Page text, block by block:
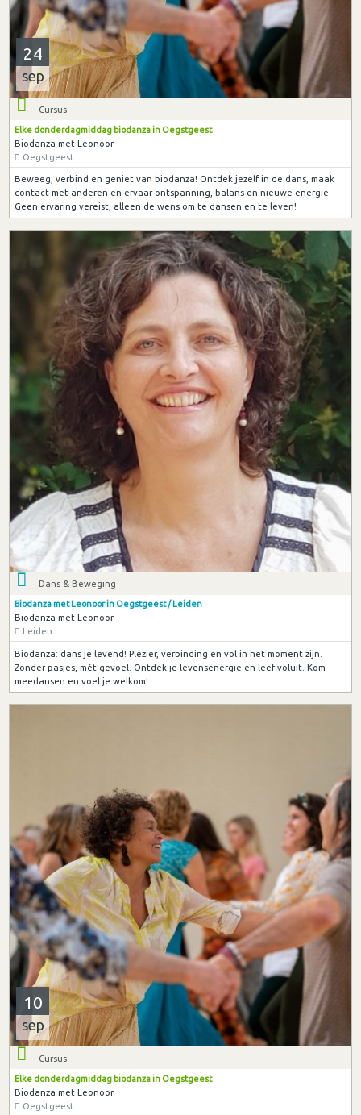
24
sep
Cursus
Elke donderdagmiddag biodanza in Oegstgeest
Biodanza met Leonoor
Oegstgeest
Beweeg, verbind en geniet van biodanza! Ontdek jezelf in de dans, maak
contact met anderen en ervaar ontspanning, balans en nieuwe energie.
Geen ervaring vereist, alleen de wens om te dansen en te leven!
Dans & Beweging
Biodanza met Leonoor in Oegstgeest / Leiden
Biodanza met Leonoor
Leiden
Biodanza: dans je levend! Plezier, verbinding en vol in het moment zijn.
Zonder pasjes, mét gevoel. Ontdek je levensenergie en leef voluit. Kom
meedansen en voel je welkom!
10
sep
Cursus
Elke donderdagmiddag biodanza in Oegstgeest
Biodanza met Leonoor
Oegstgeest